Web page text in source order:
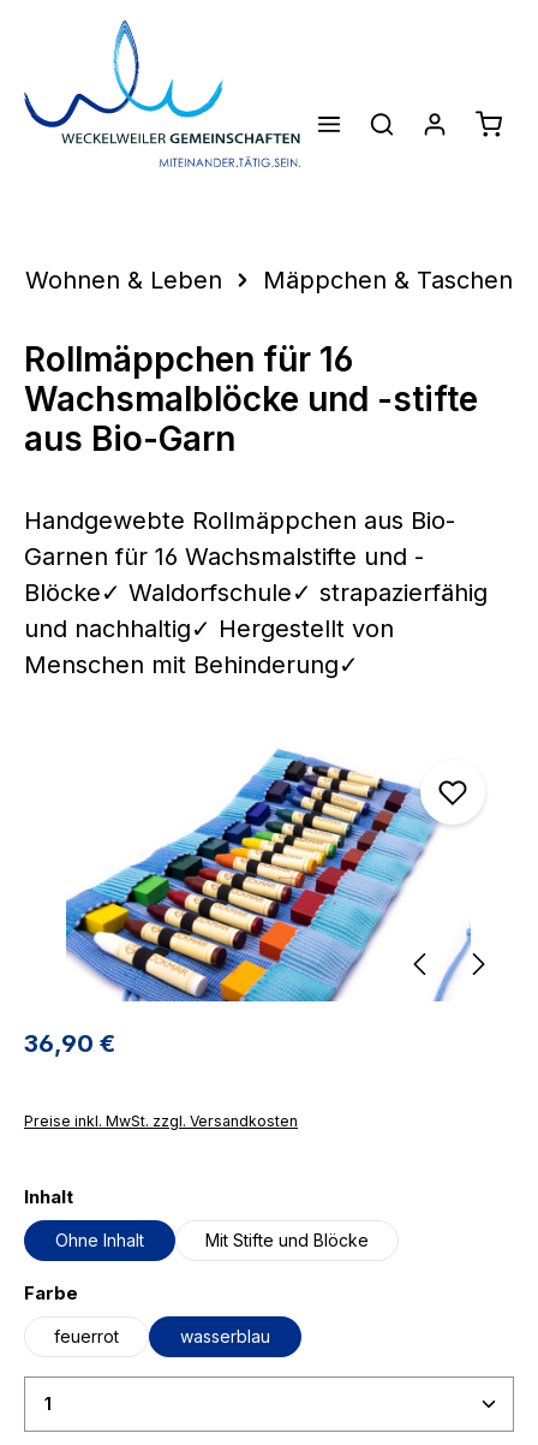
Zum Hauptinhalt springen
Wohnen & Leben Mäppchen & Taschen
Rollmäppchen für 16
Wachsmalblöcke und -stifte
aus Bio-Garn
Handgewebte Rollmäppchen aus Bio-
Garnen für 16 Wachsmalstifte und -
Blöcke✓ Waldorfschule✓ strapazierfähig
und nachhaltig✓ Hergestellt von
Menschen mit Behinderung✓
Bildergalerie überspringen
Regulärer Preis:
36,90 €
Preise inkl. MwSt. zzgl. Versandkosten
Inhaltauswählen
Ohne Inhalt Mit Stifte und Blöcke
Farbe
feuerrot wasserblau
Produkt Anzahl: Gib den gewünschten Wert ein